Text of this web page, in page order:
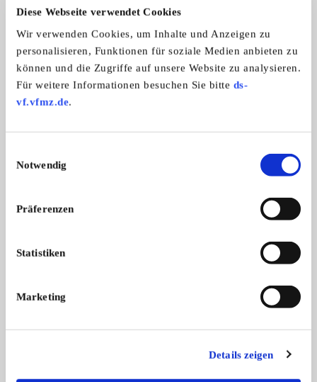
Diese Webseite verwendet Cookies
Wir verwenden Cookies, um Inhalte und Anzeigen zu
personalisieren, Funktionen für soziale Medien anbieten zu
können und die Zugriffe auf unsere Website zu analysieren.
Für weitere Informationen besuchen Sie bitte ds-
vf.vfmz.de.
Notwendig
Präferenzen
Statistiken
Marketing
Details zeigen
Hercules K 125 BW V1, Bj. 71, TÜV 5/ ...
4.500,- €
Das könnte Sie auch interessieren